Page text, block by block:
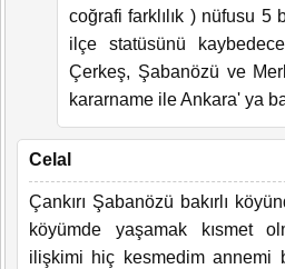
coğrafi farklılık ) nüfusu 5
ilçe statüsünü
Çerkeş, Şabanözü ve
kararname ile Ankara' ya
Celal
Çankırı Şabanözü bakırlı
köyümde yaşamak kısmet
ilişkimi hiç kesmedim annemi